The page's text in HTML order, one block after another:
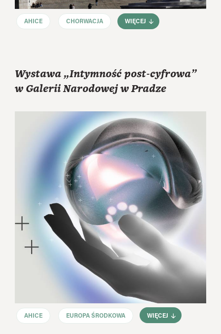
AHICE CHORWACJA WIĘCEJ
Wystawa „Intymność post-cyfrowa”
w Galerii Narodowej w Pradze
AHICE EUROPA ŚRODKOWA WIĘCEJ